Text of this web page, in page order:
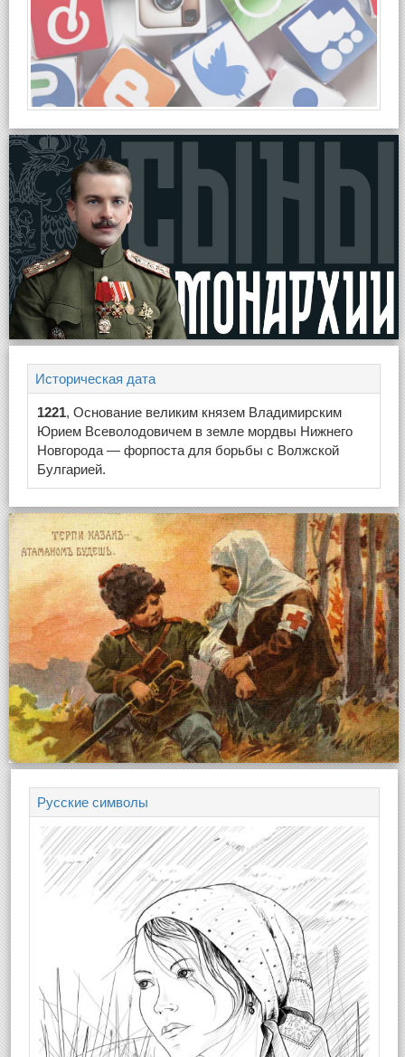
Историческая дата
1221, Основание великим князем Владимирским
Юрием Всеволодовичем в земле мордвы Нижнего
Новгорода — форпоста для борьбы с Волжской
Булгарией.
Русские символы